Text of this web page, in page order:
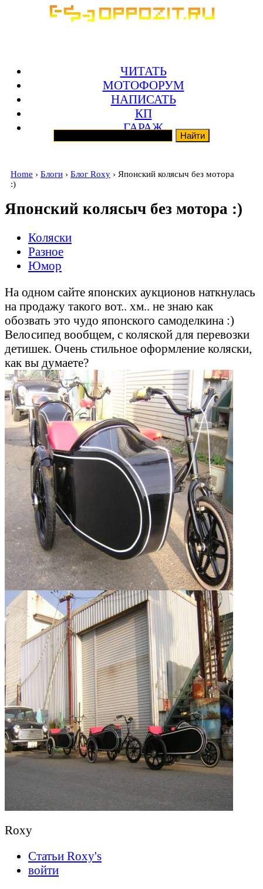
ЧИТАТЬ
МОТОФОРУМ
НАПИСАТЬ
КП
ГАРАЖ
Home › Блоги › Блог Roxy › Японский колясыч без мотора
:)
Японский колясыч без мотора :)
Коляски
Разное
Юмор
На одном сайте японских аукционов наткнулась
на продажу такого вот.. хм.. не знаю как
обозвать это чудо японского самоделкина :)
Велосипед вообщем, с коляской для перевозки
детишек. Очень стильное оформление коляски,
как вы думаете?
Roxy
Статьи Roxy's
войти